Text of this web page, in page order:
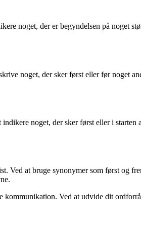
noget, der er begyndelsen på noget
noget, der sker først eller før noget
noget, der sker først eller i
at bruge synonymer som først og
Ved at udvide dit